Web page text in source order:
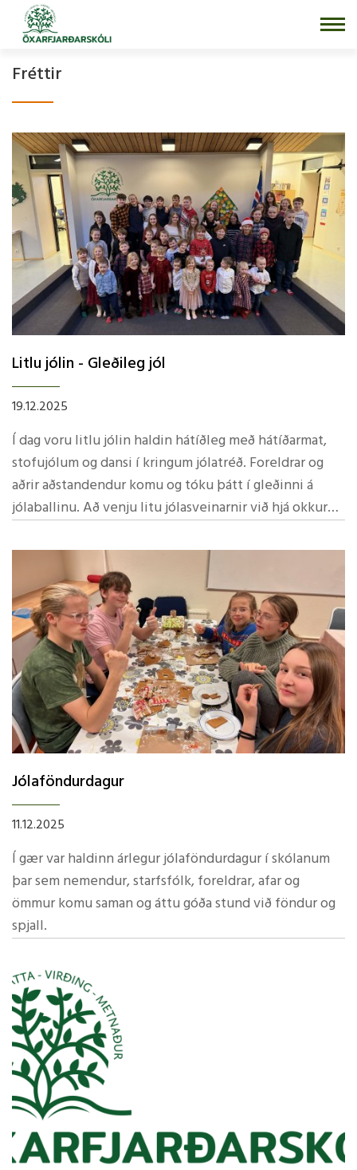
Fara
efni
Fréttir
Litlu jólin - Gleðileg jól
19.12.2025
Í dag voru litlu jólin haldin hátíðleg með hátíðarmat,
stofujólum og dansi í kringum jólatréð. Foreldrar og
aðrir aðstandendur komu og tóku þátt í gleðinni á
jólaballinu. Að venju litu jólasveinarnir við hjá okkur
Jólaföndurdagur
11.12.2025
Í gær var haldinn árlegur jólaföndurdagur í skólanum
þar sem nemendur, starfsfólk, foreldrar, afar og
ömmur komu saman og áttu góða stund við föndur og
spjall.